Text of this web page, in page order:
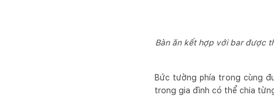
Bàn ăn kết hợp với bar được
Bức tường phía trong cùng
trong gia đình có thể chia